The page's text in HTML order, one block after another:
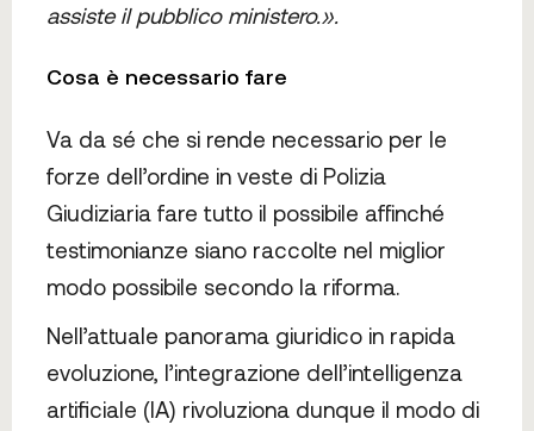
assiste il pubblico ministero.».
Cosa è necessario fare
Va da sé che si rende necessario per le
forze dell’ordine in veste di Polizia
Giudiziaria fare tutto il possibile affinché
testimonianze siano raccolte nel miglior
modo possibile secondo la riforma.
Nell’attuale panorama giuridico in rapida
evoluzione, l’integrazione dell’intelligenza
artificiale (IA) rivoluziona dunque il modo di